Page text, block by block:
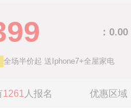
：0.00
全场半价起 送Iphone7+全屋家电
1261 人报名 优惠区域